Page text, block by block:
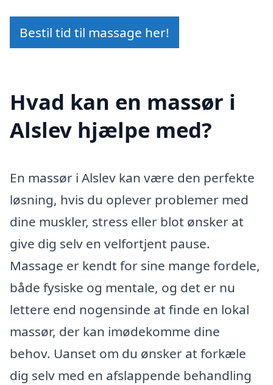
Bestil tid til massage her!
Hvad kan en massør i
Alslev hjælpe med?
En massør i Alslev kan være den perfekte
løsning, hvis du oplever problemer med
dine muskler, stress eller blot ønsker at
give dig selv en velfortjent pause.
Massage er kendt for sine mange fordele,
både fysiske og mentale, og det er nu
lettere end nogensinde at finde en lokal
massør, der kan imødekomme dine
behov. Uanset om du ønsker at forkæle
dig selv med en afslappende behandling